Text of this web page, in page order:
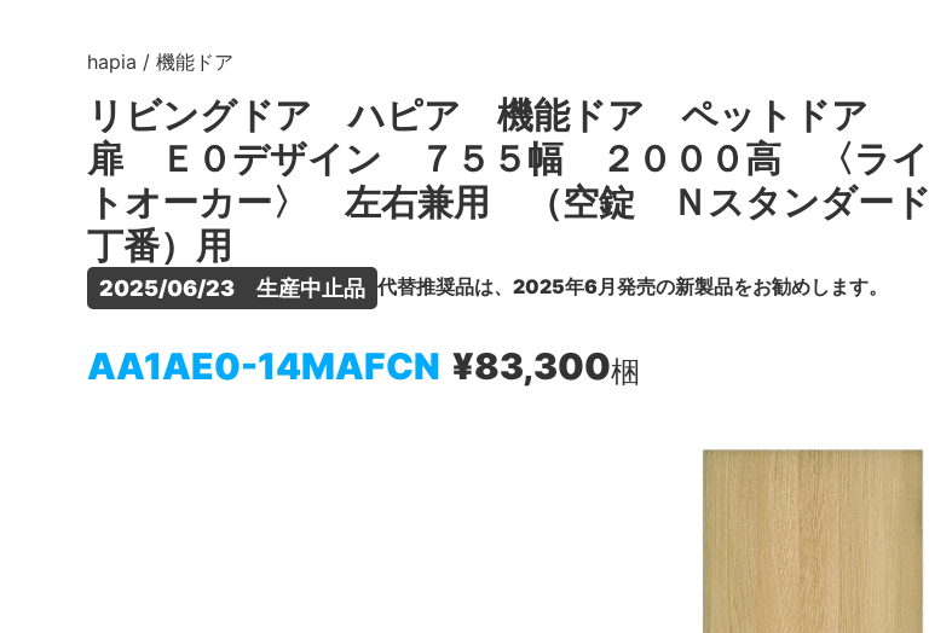
hapia / 機能ドア
リビングドア ハピア 機能ドア ペットドア
扉 Ｅ０デザイン ７５５幅 ２０００高 〈ライ
トオーカー〉 左右兼用 （空錠 Ｎスタンダード
丁番）用
2025/06/23　生産中止品 代替推奨品は、2025年6月発売の新製品をお勧めします。
AA1AE0-14MAFCN ¥83,300梱